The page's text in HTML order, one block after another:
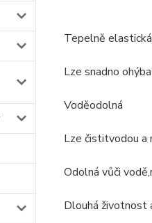
Tepelně elastická
Lze snadno
Voděodolná
Lze čistitvodou a
Odolná vůči vodě,
Dlouhá životnost